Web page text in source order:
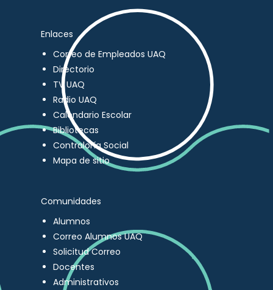
Enlaces
Correo de Empleados UAQ
Directorio
TV UAQ
Radio UAQ
Calendario Escolar
Bibliotecas
Contraloría Social
Mapa de sitio
Comunidades
Alumnos
Correo Alumnos UAQ
Solicitud Correo
Docentes
Administrativos